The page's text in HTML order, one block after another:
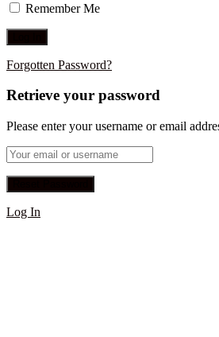
Remember Me
Forgotten Password?
Retrieve your password
Please enter your username or email
Log In